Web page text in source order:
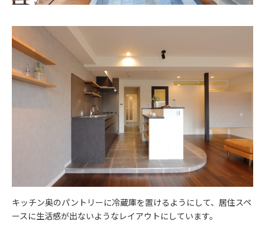
キッチン奥のパントリーに冷蔵庫を置けるようにして、居住スペ
ースに生活感が出ないようなレイアウトにしています。